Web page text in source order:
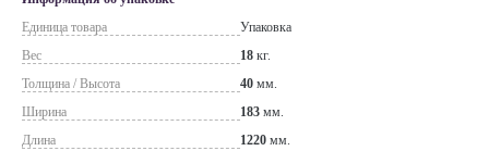
Единица товара
Упаковка
Вес
18 кг.
Толщина / Высота
40 мм.
Ширина
183 мм.
Длина
1220 мм.